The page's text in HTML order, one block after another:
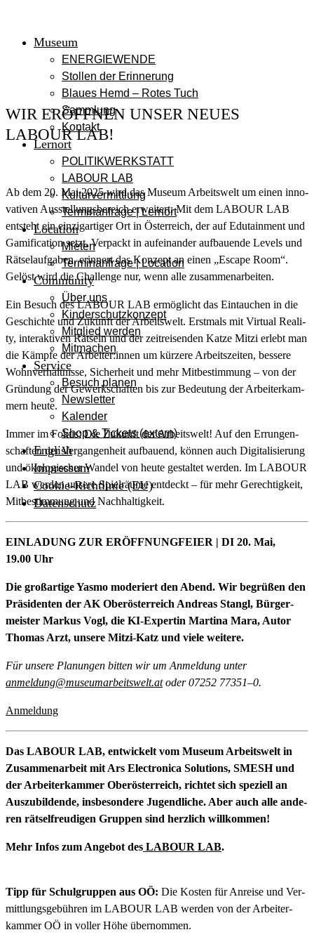
Museum
ENERGIEWENDE
Stollen der Erinnerung
Blaues Hemd – Rotes Tuch
Sammlung
Kontakt
Lernort
POLITIKWERKSTATT
LABOUR LAB
Kulturvermittlung
Terminanfrage | Lernort
Location
Mieten
Terminanfrage | Location
Community
Über uns
Kinderschutzkonzept
Mitglied werden
Mitmachen
Service
Besuch planen
Newsletter
Kalender
Shop & Tickets (extern)
English
Impressum
Cookie-Richtlinie (EU)
Datenschutz
WIR ERÖFFNEN UNSER NEUES
LABOUR LAB!
Ab dem 20. Mai 2025 wird das Muse­um Arbeits­welt um einen inno­
va­ti­ven Aus­stel­lungs­be­reich erwei­tert: Mit dem LABOUR LAB
ent­steht ein ein­zig­ar­ti­ger Ort in Öster­reich, der auf Edu­tain­ment und
Gami­fi­ca­ti­on setzt. Ver­packt in auf­ein­an­der auf­bau­en­de Levels und
Rät­s­el­auf­ga­ben, erin­nert das Kon­zept an einen „Escape Room“.
Gelöst wird die Chall­enge nur, wenn alle zusammenarbeiten.
Ein Besuch des LABOUR LAB ermög­licht das Ein­tau­chen in die
Geschich­te und Zukunft der Arbeits­welt. Erst­mals mit Vir­tu­al Rea­li­
ty, inter­ak­ti­ven Rät­seln und der zeit­rei­sen­den Kat­ze Mit­zi erlebt man
die Kämp­fe der Arbeiter:innen um kür­ze­re Arbeits­zei­ten, bes­se­re
Wohn­ver­hält­nis­se, Sicher­heit und mehr Mit­be­stim­mung – von der
Grün­dung der Gewerk­schaf­ten bis zur Bedeu­tung der Arbei­ter­kam­
mern heute.
Immer im Fokus: Die Zukunft der Arbeits­welt! Auf den Errun­gen­
schaf­ten der Ver­gan­gen­heit auf­bau­end, kön­nen auch Digi­ta­li­sie­rung
und öko­lo­gi­scher Wan­del von heu­te gestal­tet wer­den. Im LABOUR
LAB wer­den unse­re Spiel­räu­me ent­deckt – für mehr Gerech­tig­keit,
Mit­be­stim­mung und Nachhaltigkeit.
EINLADUNG ZUR ERÖFFNUNGFEIER | DI 20. Mai,
19.00 Uhr
Die groß­ar­ti­ge Yas­mo mode­riert den Abend. Wir begrü­ßen den
Prä­si­den­ten der AK Ober­ös­ter­reich Andre­as Stangl, Bür­ger­
meis­ter Mar­kus Vogl, die KI-Exper­tin Mar­ti­na Mara, Autor
Tho­mas Arzt, unse­re Mit­zi-Katz und vie­le weitere.
Für unse­re Pla­nun­gen bit­ten wir um Anmel­dung unter
anmeldung@museumarbeitswelt.atoder 07252 77351–0.
Anmel­dung
Das LABOUR LAB, ent­wi­ckelt vom Muse­um Arbeits­welt in
Zusam­men­ar­beit mit Ars Elec­tro­ni­ca Solu­ti­ons, SMESH und
der Arbei­ter­kam­mer Ober­ös­ter­reich, rich­tet sich spe­zi­ell an
Aus­zu­bil­den­de, ins­be­son­de­re Jugend­li­che. Aber auch alle ande­
ren rät­sel­freu­di­gen Grup­pen sind herz­lich willkommen!
Mehr Infos zum Ange­bot des LABOUR LAB.
Tipp für Schul­grup­pen aus OÖ: Die Kos­ten für Anrei­se und Ver­
mitt­lungs­ge­büh­ren im LABOUR LAB wer­den von der Arbei­ter­
kam­mer OÖ in vol­ler Höhe übernommen.